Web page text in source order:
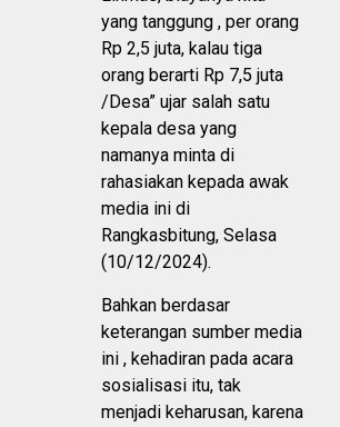
yang tanggung , per orang
Rp 2,5 juta, kalau tiga
orang berarti Rp 7,5 juta
/Desa” ujar salah satu
kepala desa yang
namanya minta di
rahasiakan kepada awak
media ini di
Rangkasbitung, Selasa
(10/12/2024).
Bahkan berdasar
keterangan sumber media
ini , kehadiran pada acara
sosialisasi itu, tak
menjadi keharusan, karena